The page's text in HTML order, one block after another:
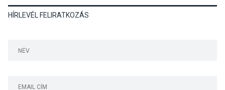
Szeptembertől emelkednek
HÍRLEVÉL FELIRATKOZÁS